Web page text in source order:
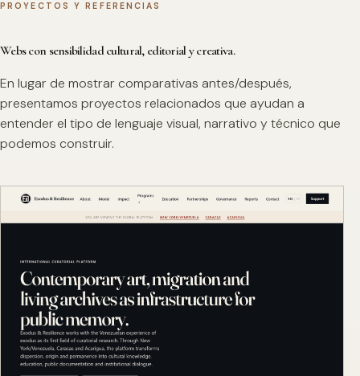
PROYECTOS Y REFERENCIAS
Webs con sensibilidad cultural, editorial y creativa.
En lugar de mostrar comparativas antes/después,
presentamos proyectos relacionados que ayudan a
entender el tipo de lenguaje visual, narrativo y técnico que
podemos construir.